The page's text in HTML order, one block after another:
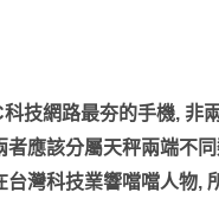
科技網路最夯的手機, 非
者應該分屬天秤兩端不
台灣科技業響噹噹人物,